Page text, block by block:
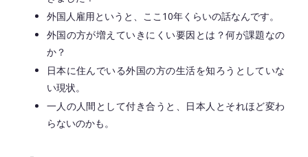
外国人雇用というと、ここ10年くらいの話なんです。
外国の方が増えていきにくい要因とは？何が課題なの
か？
日本に住んでいる外国の方の生活を知ろうとしていな
い現状。
一人の人間として付き合うと、日本人とそれほど変わ
らないのかも。